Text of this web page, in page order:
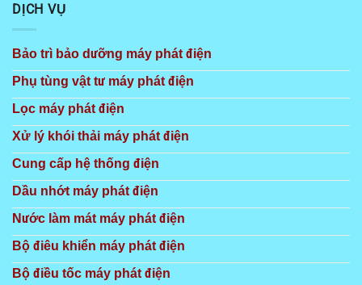
DỊCH VỤ
Bảo trì bảo dưỡng máy phát điện
Phụ tùng vật tư máy phát điện
Lọc máy phát điện
Xử lý khói thải máy phát điện
Cung cấp hệ thống điện
Dầu nhớt máy phát điện
Nước làm mát máy phát điện
Bộ điêu khiển máy phát điện
Bộ điều tốc máy phát điện